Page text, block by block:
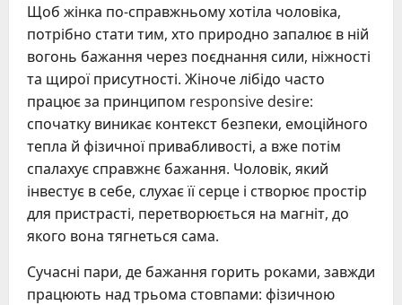
Щоб жінка по-справжньому хотіла чоловіка,
потрібно стати тим, хто природно запалює в ній
вогонь бажання через поєднання сили, ніжності
та щирої присутності. Жіноче лібідо часто
працює за принципом responsive desire:
спочатку виникає контекст безпеки, емоційного
тепла й фізичної привабливості, а вже потім
спалахує справжнє бажання. Чоловік, який
інвестує в себе, слухає її серце і створює простір
для пристрасті, перетворюється на магніт, до
якого вона тягнеться сама.
Сучасні пари, де бажання горить роками, завжди
працюють над трьома стовпами: фізичною